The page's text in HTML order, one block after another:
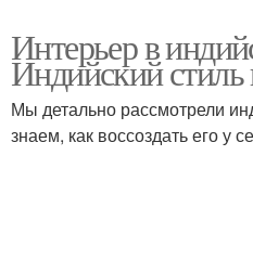
Стиль в одежде
Интерьер в
Индийский стиль
Мы детально рассмотрели
знаем, как воссоздать его у